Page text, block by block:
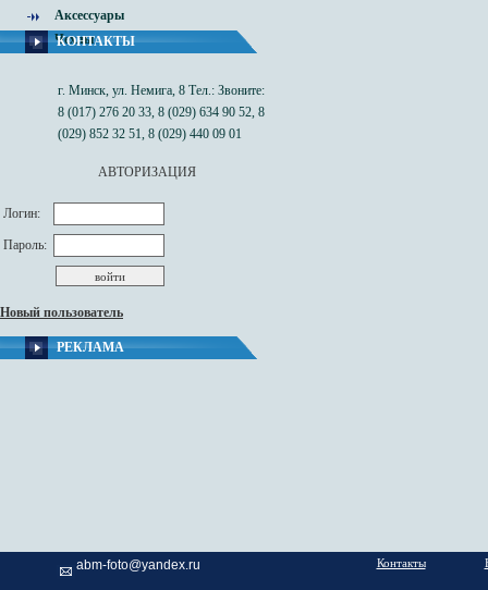
Аксессуары
Чехлы
КОНТАКТЫ
г. Минск, ул. Немига, 8 Тел.: Звоните:
8 (017) 276 20 33, 8 (029) 634 90 52, 8
(029) 852 32 51, 8 (029) 440 09 01
АВТОРИЗАЦИЯ
Логин:
Пароль:
Новый пользователь
РЕКЛАМА
abm-foto@yandex.ru Контакты